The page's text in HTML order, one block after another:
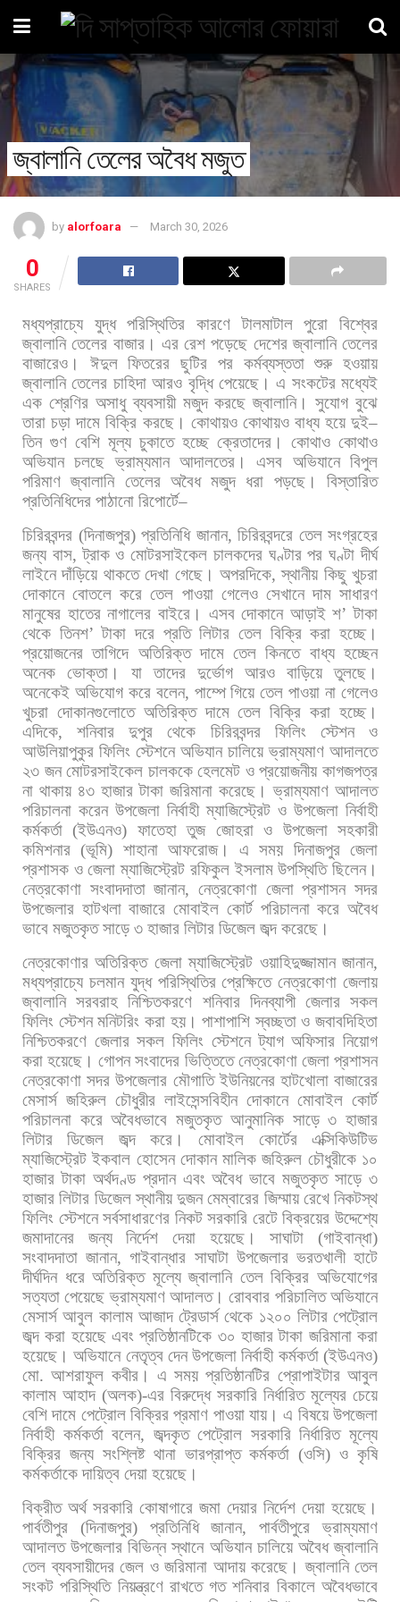
জ্বালানি তেলের অবৈধ মজুত
by alorfoara March 30, 2026
0
SHARES
মধ্যপ্রাচ্যে যুদ্ধ পরিস্থিতির কারণে টালমাটাল পুরো
বিশ্বের
জ্বালানি তেলের বাজার। এর রেশ পড়েছে দেশের জ্বালানি তেলের
বাজারেও।
ঈদুল ফিতরের ছুটির পর কর্মব্যস্ততা শুরু হওয়ায়
জ্বালানি তেলের চাহিদা আরও বৃদ্ধি পেয়েছে। এ সংকটের মধ্যেই
এক শ্রেণির অসাধু ব্যবসায়ী মজুদ করছে জ্বালানি। সুযোগ বুঝে
তারা চড়া দামে বিক্রি করছে। কোথায়ও কোথায়ও বাধ্য হয়ে দুই–
তিন গুণ বেশি মূল্য চুকাতে হচ্ছে ক্রেতাদের। কোথাও কোথাও
অভিযান চলছে ভ্রাম্যমান আদালতের। এসব অভিযানে বিপুল
পরিমাণ জ্বালানি তেলের অবৈধ মজুদ ধরা পড়ছে।
বিস্তারিত
প্রতিনিধিদের পাঠানো রিপোর্টে–
চিরিরবন্দর (দিনাজপুর) প্রতিনিধি জানান, চিরিরবন্দরে তেল সংগ্রহের
জন্য বাস,ট্রাক ও মোটরসাইকেল চালকদের ঘণ্টার পর ঘণ্টা দীর্ঘ
লাইনে দাঁড়িয়ে থাকতে দেখা গেছে। অপরদিকে,স্থানীয় কিছু খুচরা
দোকানে বোতলে করে তেল পাওয়া গেলেও সেখানে দাম সাধারণ
মানুষের হাতের নাগালের বাইরে। এসব দোকানে আড়াই শ’টাকা
থেকে তিনশ’টাকা দরে প্রতি লিটার তেল বিক্রি করা হচ্ছে।
প্রয়োজনের তাগিদে অতিরিক্ত দামে তেল কিনতে বাধ্য হচ্ছেন
অনেক
ভোক্তা। যা তাদের দুর্ভোগ আরও বাড়িয়ে
তুলছে।
অনেকেই অভিযোগ করে বলেন, পাম্পে গিয়ে তেল পাওয়া না গেলেও
খুচরা দোকানগুলোতে অতিরিক্ত দামে তেল বিক্রি করা হচ্ছে।
এদিকে,শনিবার দুপুর থেকে চিরিরবন্দর ফিলিং স্টেশন
ও
আউলিয়াপুকুর ফিলিং স্টেশনে অভিযান চালিয়ে ভ্রাম্যমাণ আদালতে
২৩ জন মোটরসাইকেল চালককে হেলমেট ও প্রয়োজনীয় কাগজপত্র
না থাকায় ৪৩ হাজার টাকা জরিমানা করেছে। ভ্রাম্যমাণ আদালত
পরিচালনা করেন উপজেলা নির্বাহী ম্যাজিস্ট্রেট ও উপজেলা নির্বাহী
কর্মকর্তা (ইউএনও) ফাতেহা তুজ জোহরা ও উপজেলা সহকারী
কমিশনার (ভূমি) শাহানা আফরোজ। এ সময় দিনাজপুর জেলা
প্রশাসক ও জেলা ম্যাজিস্ট্রেট রফিকুল ইসলাম উপস্থিতি ছিলেন।
নেত্রকোণা সংবাদদাতা জানান,নেত্রকোণা জেলা প্রশাসন সদর
উপজেলার হাটখলা বাজারে মোবাইল কোর্ট পরিচালনা করে অবৈধ
ভাবে মজুতকৃত সাড়ে ৩ হাজার লিটার ডিজেল জব্দ করেছে।
নেত্রকোণার অতিরিক্ত জেলা ম্যাজিস্ট্রেট ওয়াহিদুজ্জামান জানান,
মধ্যপ্রাচ্যে চলমান যুদ্ধ পরিস্থিতির প্রেক্ষিতে নেত্রকোণা জেলায়
জ্বালানি সরবরাহ নিশ্চিতকরণে শনিবার দিনব্যাপী জেলার সকল
ফিলিং স্টেশন মনিটরিং করা হয়। পাশাপাশি স্বচ্ছতা ও জবাবদিহিতা
নিশ্চিতকরণে জেলার সকল ফিলিং স্টেশনে ট্যাগ অফিসার নিয়োগ
করা হয়েছে। গোপন সংবাদের ভিত্তিতে নেত্রকোণা জেলা প্রশাসন
নেত্রকোণা সদর উপজেলার মৌগাতি ইউনিয়নের হাটখোলা বাজারের
মেসার্স জহিরুল চৌধুরীর লাইসেন্সবিহীন দোকানে মোবাইল কোর্ট
পরিচালনা করে অবৈধভাবে মজুতকৃত আনুমানিক সাড়ে ৩ হাজার
লিটার
ডিজেল জব্দ করে। মোবাইল কোর্টের
এক্সিকিউটিভ
ম্যাজিস্ট্রেট ইকবাল হোসেন দোকান মালিক জহিরুল চৌধুরীকে ১০
হাজার টাকা অর্থদণ্ড প্রদান এবং অবৈধ ভাবে মজুতকৃত সাড়ে ৩
হাজার লিটার ডিজেল স্থানীয় দুজন মেম্বারের জিম্মায় রেখে নিকটস্থ
ফিলিং স্টেশনে সর্বসাধারণের নিকট সরকারি রেটে বিক্রয়ের উদ্দেশ্যে
জমাদানের
জন্য নির্দেশ দেয়া হয়েছে। সাঘাটা (গাইবান্ধা)
সংবাদদাতা জানান, গাইবান্ধার সাঘাটা উপজেলার ভরতখালী হাটে
দীর্ঘদিন ধরে অতিরিক্ত মূল্যে জ্বালানি তেল বিক্রির অভিযোগের
সত্যতা পেয়েছে ভ্রাম্যমাণ আদালত। রোববার পরিচালিত অভিযানে
মেসার্স আবুল কালাম আজাদ ট্রেডার্স থেকে ১২০০ লিটার পেট্রোল
জব্দ করা হয়েছে এবং প্রতিষ্ঠানটিকে ৩০ হাজার টাকা জরিমানা করা
হয়েছে। অভিযানে নেতৃত্ব দেন উপজেলা নির্বাহী কর্মকর্তা(ইউএনও)
মো.আশরাফুল কবীর। এ সময় প্রতিষ্ঠানটির প্রোপাইটার আবুল
কালাম আহাদ (অলক)-এর বিরুদ্ধে সরকারি নির্ধারিত মূল্যের চেয়ে
বেশি দামে পেট্রোল বিক্রির প্রমাণ পাওয়া যায়। এ বিষয়ে উপজেলা
নির্বাহী কর্মকর্তা বলেন, জব্দকৃত পেট্রোল সরকারি নির্ধারিত মূল্যে
বিক্রির জন্য সংশ্লিষ্ট থানা ভারপ্রাপ্ত কর্মকর্তা (ওসি)ও কৃষি
কর্মকর্তাকে দায়িত্ব দেয়া হয়েছে।
বিক্রীত অর্থ সরকারি কোষাগারে জমা দেয়ার নির্দেশ দেয়া হয়েছে।
পার্বতীপুর (দিনাজপুর) প্রতিনিধি জানান,পার্বতীপুরে
ভ্রাম্যমাণ
আদালত উপজেলার বিভিন্ন স্থানে অভিযান চালিয়ে অবৈধ জ্বালানি
তেল ব্যবসায়ীদের জেল ও জরিমানা আদায় করেছে। জ্বালানি তেল
সংকট পরিস্থিতি নিয়ন্ত্রণে রাখতে গত শনিবার বিকালে অবৈধভাবে